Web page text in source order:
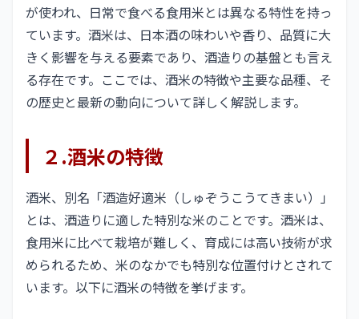
が使われ、日常で食べる食用米とは異なる特性を持っ
ています。酒米は、日本酒の味わいや香り、品質に大
きく影響を与える要素であり、酒造りの基盤とも言え
る存在です。ここでは、酒米の特徴や主要な品種、そ
の歴史と最新の動向について詳しく解説します。
２.酒米の特徴
酒米、別名「酒造好適米（しゅぞうこうてきまい）」
とは、酒造りに適した特別な米のことです。酒米は、
食用米に比べて栽培が難しく、育成には高い技術が求
められるため、米のなかでも特別な位置付けとされて
います。以下に酒米の特徴を挙げます。